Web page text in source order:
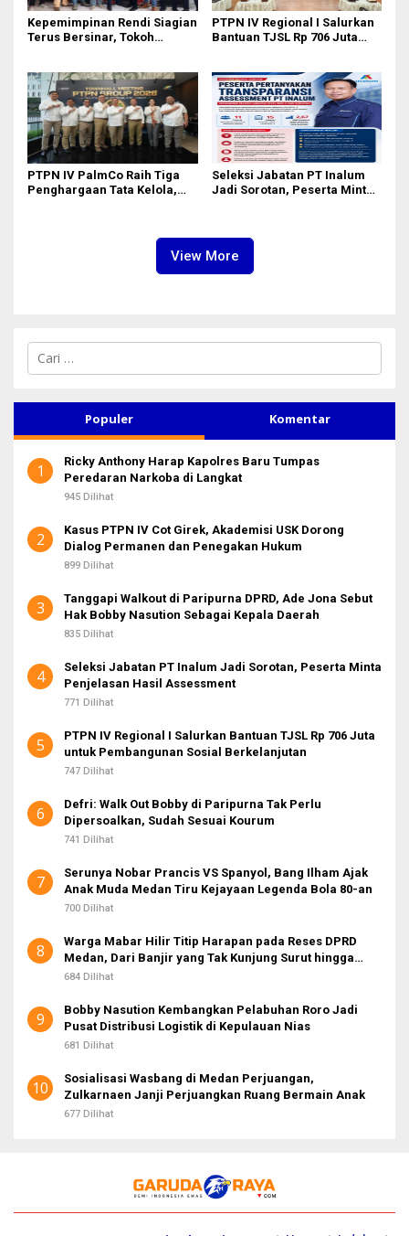
Kepemimpinan Rendi Siagian
Terus Bersinar, Tokoh
PTPN IV Regional I Salurkan
Bantuan TJSL Rp 706 Juta
PTPN IV PalmCo Raih Tiga
Penghargaan Tata Kelola,
Seleksi Jabatan PT Inalum
Jadi Sorotan, Peserta Minta
View More
C
i
n
u
k
Populer Komentar
1
Ricky Anthony Harap Kapolres Baru Tumpas
Peredaran Narkoba di Langkat
945 Dilihat
2
Kasus PTPN IV Cot Girek, Akademisi USK Dorong
Dialog Permanen dan Penegakan Hukum
899 Dilihat
3
Tanggapi Walkout di Paripurna DPRD, Ade Jona Sebut
Hak Bobby Nasution Sebagai Kepala Daerah
835 Dilihat
4
Seleksi Jabatan PT Inalum Jadi Sorotan, Peserta Minta
Penjelasan Hasil Assessment
771 Dilihat
5
PTPN IV Regional I Salurkan Bantuan TJSL Rp 706 Juta
untuk Pembangunan Sosial Berkelanjutan
747 Dilihat
6
Defri: Walk Out Bobby di Paripurna Tak Perlu
Dipersoalkan, Sudah Sesuai Kourum
741 Dilihat
7
Serunya Nobar Prancis VS Spanyol, Bang Ilham Ajak
Anak Muda Medan Tiru Kejayaan Legenda Bola 80-an
700 Dilihat
8
Warga Mabar Hilir Titip Harapan pada Reses DPRD
Medan, Dari Banjir yang Tak Kunjung Surut hingga
Layanan IKD
684 Dilihat
9
Bobby Nasution Kembangkan Pelabuhan Roro Jadi
Pusat Distribusi Logistik di Kepulauan Nias
681 Dilihat
10
Sosialisasi Wasbang di Medan Perjuangan,
Zulkarnaen Janji Perjuangkan Ruang Bermain Anak
677 Dilihat